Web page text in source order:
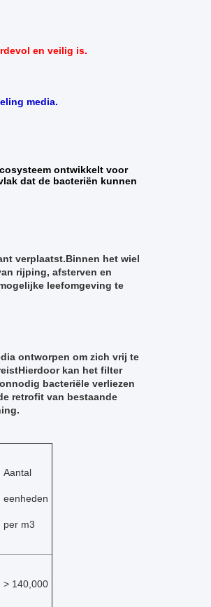
en veilig is.
media.
ontwikkelt voor
dat de bacteriën kunnen
verplaatst.Binnen het wiel
rijping, afsterven en
leefomgeving te
ontworpen om zich vrij te
kan het filter
bacteriële verliezen
retrofit van bestaande
Aantal
eenheden
per m3
> 140,000